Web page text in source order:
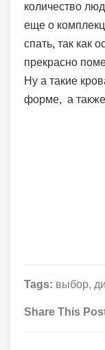
количество
еще о
спать, так как
прекрасно
Ну а такие
форме, а также
Tags: выбор,
Share This